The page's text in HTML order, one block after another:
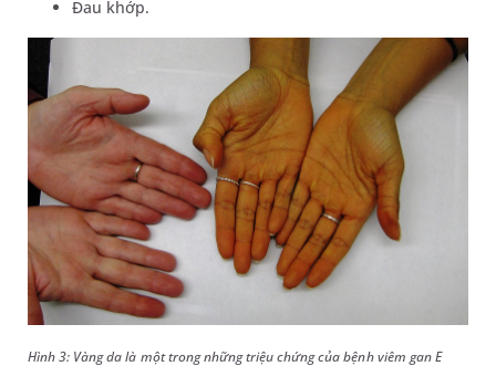
Đau khớp.
Hình 3: Vàng da là một trong những triệu chứng của bệnh viêm gan E